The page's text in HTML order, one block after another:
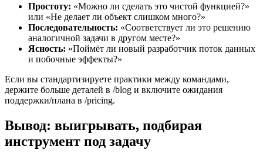
Простоту: «Можно ли сделать это чистой функцией?»
или «Не делает ли объект слишком много?»
Последовательность: «Соответствует ли это решению
аналогичной задачи в другом месте?»
Ясность: «Поймёт ли новый разработчик поток данных
и побочные эффекты?»
Если вы стандартизируете практики между командами,
держите больше деталей в /blog и включите ожидания
поддержки/плана в /pricing.
Вывод: выигрывать, подбирая
инструмент под задачу